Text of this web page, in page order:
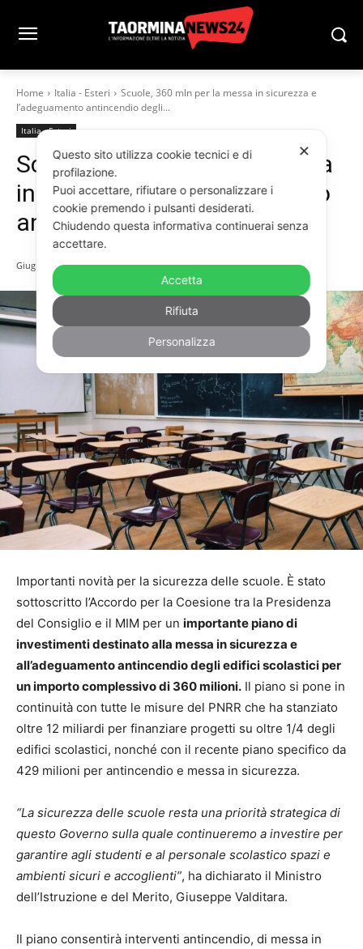
Home Italia - Esteri
Scuole, 360 mln per la messa in sicurezza e
l’adeguamento antincendio degli...
Italia - Esteri
Scuole, 360 mln per la messa
in sicurezza e l’adeguamento
antincendio degli edifici
Giugno 10, 2026
Importanti novità per la sicurezza delle scuole. È stato
sottoscritto l’Accordo per la Coesione tra la Presidenza
del Consiglio e il MIM per un importante piano di
investimenti destinato alla messa in sicurezza e
all’adeguamento antincendio degli edifici scolastici per
un importo complessivo di 360 milioni. Il piano si pone in
continuità con tutte le misure del PNRR che ha stanziato
oltre 12 miliardi per finanziare progetti su oltre 1/4 degli
edifici scolastici, nonché con il recente piano specifico da
429 milioni per antincendio e messa in sicurezza.
“La sicurezza delle scuole resta una priorità strategica di
questo Governo sulla quale continueremo a investire per
garantire agli studenti e al personale scolastico spazi e
ambienti sicuri e accoglienti”, ha dichiarato il Ministro
dell’Istruzione e del Merito, Giuseppe Valditara.
Il piano consentirà interventi antincendio, di messa in
✕
Questo sito utilizza cookie tecnici e di
profilazione.
Puoi accettare, rifiutare o personalizzare i
cookie premendo i pulsanti desiderati.
Chiudendo questa informativa continuerai senza
accettare.
Accetta
Rifiuta
Personalizza